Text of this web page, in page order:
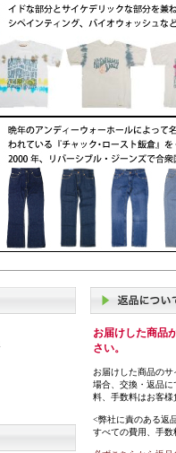
お届けした商品
さい。
お届けした商品の
場合、交換・返品
料、手数料はお客
<弊社に責のある返
すべての費用、手